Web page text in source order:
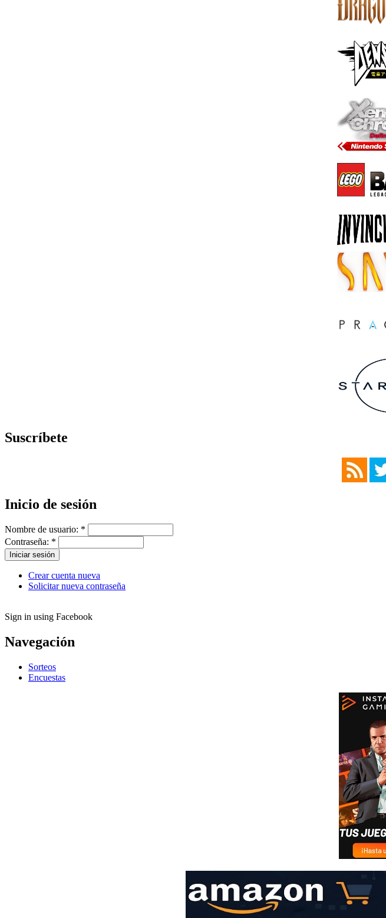
Suscríbete
Inicio de sesión
Nombre de usuario: *
Contraseña: *
Crear cuenta nueva
Solicitar nueva contraseña
Sign in using Facebook
Navegación
Sorteos
Encuestas